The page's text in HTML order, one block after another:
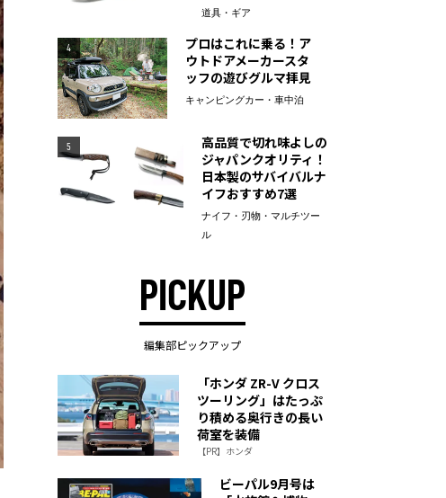
道具・ギア
4
プロはこれに乗る！ア
ウトドアメーカースタ
ッフの遊びグルマ拝見
キャンピングカー・車中泊
5
高品質で切れ味よしの
ジャパンクオリティ！
日本製のサバイバルナ
イフおすすめ7選
ナイフ・刃物・マルチツー
ル
PICKUP
編集部ピックアップ
「ホンダ ZR-V クロス
ツーリング」はたっぷ
り積める奥行きの長い
荷室を装備
【PR】ホンダ
ビーパル9月号は